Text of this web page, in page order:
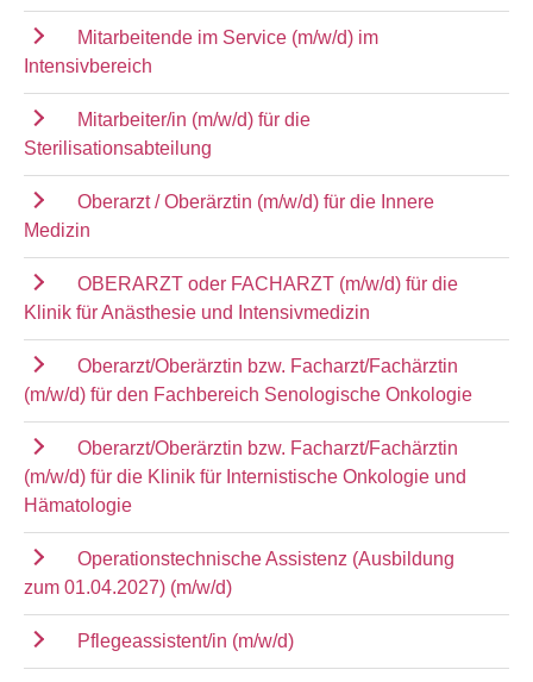
Mitarbeitende im Service (m/w/d) im
Intensivbereich
Mitarbeiter/in (m/w/d) für die
Sterilisationsabteilung
Oberarzt / Oberärztin (m/w/d) für die Innere
Medizin
OBERARZT oder FACHARZT (m/w/d) für die
Klinik für Anästhesie und Intensivmedizin
Oberarzt/Oberärztin bzw. Facharzt/Fachärztin
(m/w/d) für den Fachbereich Senologische Onkologie
Oberarzt/Oberärztin bzw. Facharzt/Fachärztin
(m/w/d) für die Klinik für Internistische Onkologie und
Hämatologie
Operationstechnische Assistenz (Ausbildung
zum 01.04.2027) (m/w/d)
Pflegeassistent/in (m/w/d)